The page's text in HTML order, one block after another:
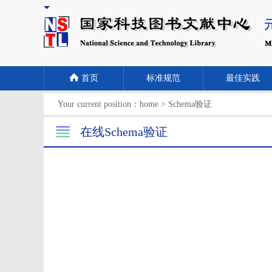
首页 标准规范 最佳实践
Your current position： home > Schema验证
在线Schema验证